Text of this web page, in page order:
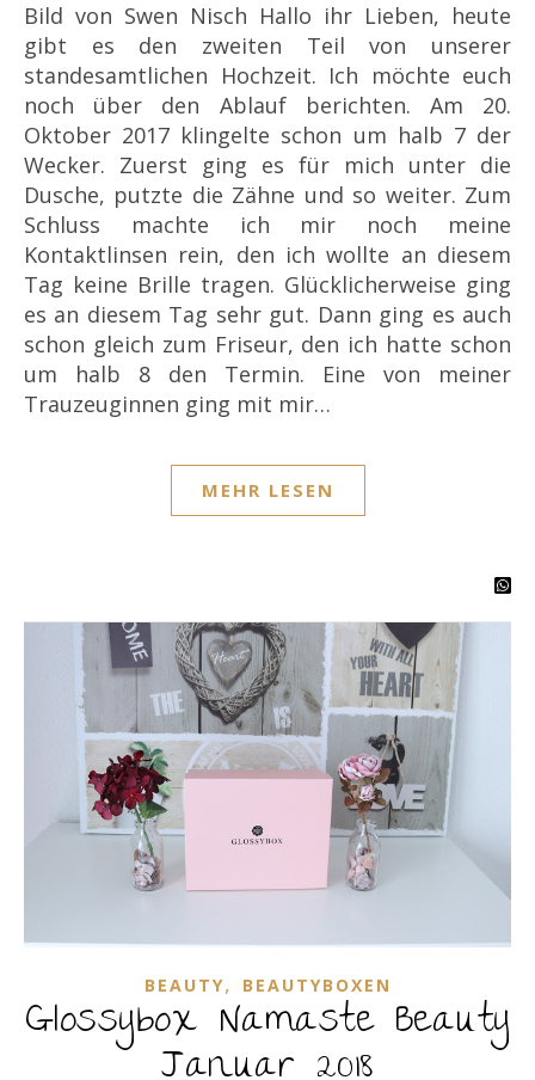
Bild von Swen Nisch Hallo ihr Lieben, heute
gibt es den zweiten Teil von unserer
standesamtlichen Hochzeit. Ich möchte euch
noch über den Ablauf berichten. Am 20.
Oktober 2017 klingelte schon um halb 7 der
Wecker. Zuerst ging es für mich unter die
Dusche, putzte die Zähne und so weiter. Zum
Schluss machte ich mir noch meine
Kontaktlinsen rein, den ich wollte an diesem
Tag keine Brille tragen. Glücklicherweise ging
es an diesem Tag sehr gut. Dann ging es auch
schon gleich zum Friseur, den ich hatte schon
um halb 8 den Termin. Eine von meiner
Trauzeuginnen ging mit mir…
MEHR LESEN
BEAUTY, BEAUTYBOXEN
Glossybox Namaste Beauty